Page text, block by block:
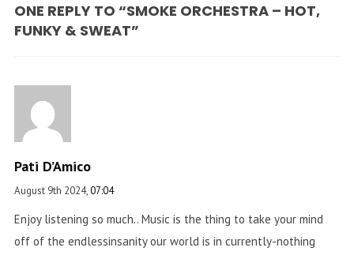
ONE REPLY TO “SMOKE ORCHESTRA – HOT,
FUNKY & SWEAT”
Pati D’Amico
August 9th 2024,07:04
Enjoy listening so much.. Music is the thing to take your mind
off of the endlessinsanity our world is in currently-nothing